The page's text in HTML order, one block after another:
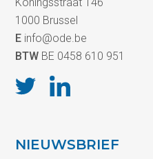
1000 Brussel
E info@ode.be
BTW BE 0458 610 951
NIEUWSBRIEF